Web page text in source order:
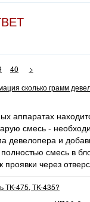
40
>
сколько грамм
аппаратах
смесь -
девелопера и
смесь в
проявки через
TK-475, TK-435?